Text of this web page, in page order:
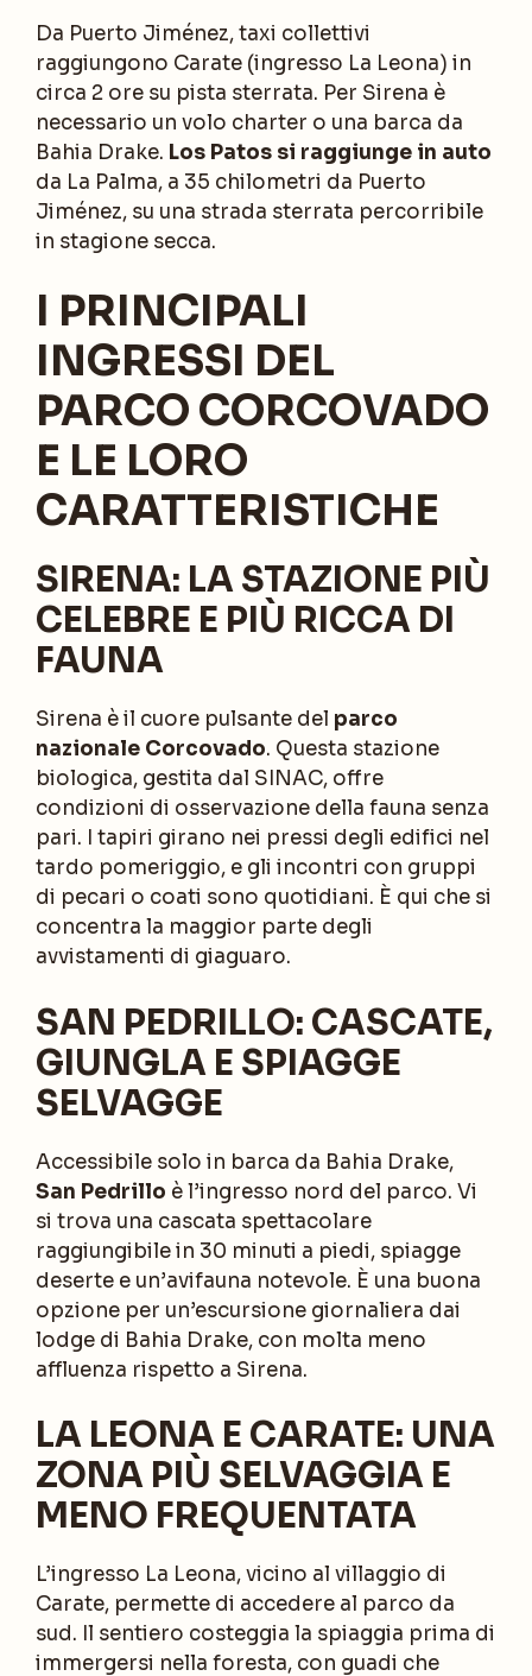
Da Puerto Jiménez, taxi collettivi
raggiungono Carate (ingresso La Leona) in
circa 2 ore su pista sterrata. Per Sirena è
necessario un volo charter o una barca da
Bahia Drake. Los Patos si raggiunge in auto
da La Palma, a 35 chilometri da Puerto
Jiménez, su una strada sterrata percorribile
in stagione secca.
I PRINCIPALI
INGRESSI DEL
PARCO CORCOVADO
E LE LORO
CARATTERISTICHE
SIRENA: LA STAZIONE PIÙ
CELEBRE E PIÙ RICCA DI
FAUNA
Sirena è il cuore pulsante del parco
nazionale Corcovado. Questa stazione
biologica, gestita dal SINAC, offre
condizioni di osservazione della fauna senza
pari. I tapiri girano nei pressi degli edifici nel
tardo pomeriggio, e gli incontri con gruppi
di pecari o coati sono quotidiani. È qui che si
concentra la maggior parte degli
avvistamenti di giaguaro.
SAN PEDRILLO: CASCATE,
GIUNGLA E SPIAGGE
SELVAGGE
Accessibile solo in barca da Bahia Drake,
San Pedrillo è l’ingresso nord del parco. Vi
si trova una cascata spettacolare
raggiungibile in 30 minuti a piedi, spiagge
deserte e un’avifauna notevole. È una buona
opzione per un’escursione giornaliera dai
lodge di Bahia Drake, con molta meno
affluenza rispetto a Sirena.
LA LEONA E CARATE: UNA
ZONA PIÙ SELVAGGIA E
MENO FREQUENTATA
L’ingresso La Leona, vicino al villaggio di
Carate, permette di accedere al parco da
sud. Il sentiero costeggia la spiaggia prima di
immergersi nella foresta, con guadi che